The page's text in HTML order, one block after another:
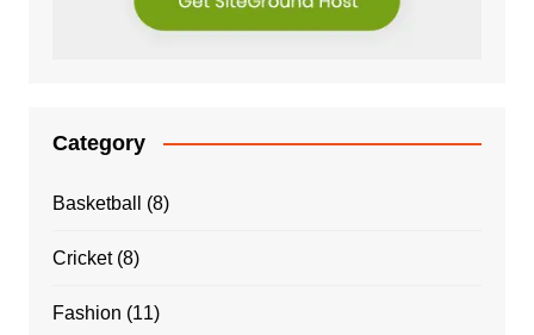
Category
Basketball (8)
Cricket(8)
Fashion (11)